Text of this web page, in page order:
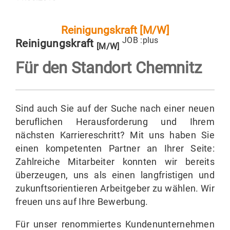
Reinigungskraft [M/W]
Reinigungskraft [M/W]
JOB :plus
Für den Standort Chemnitz
Sind auch Sie auf der Suche nach einer neuen
beruflichen Herausforderung und Ihrem
nächsten Karriereschritt? Mit uns haben Sie
einen kompetenten Partner an Ihrer Seite:
Zahlreiche Mitarbeiter konnten wir bereits
überzeugen, uns als einen langfristigen und
zukunftsorientieren Arbeitgeber zu wählen. Wir
freuen uns auf Ihre Bewerbung.
Für unser renommiertes Kundenunternehmen